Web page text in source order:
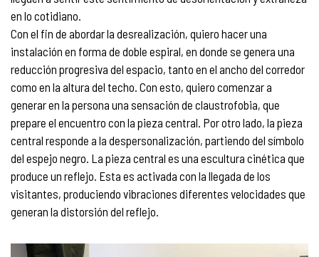
en lo cotidiano.
Con el fin de abordar la desrealización, quiero hacer una
instalación en forma de doble espiral, en donde se genera una
reducción progresiva del espacio, tanto en el ancho del corredor
como en la altura del techo. Con esto, quiero comenzar a
generar en la persona una sensación de claustrofobia, que
prepare el encuentro con la pieza central. Por otro lado, la pieza
central responde a la despersonalización, partiendo del símbolo
del espejo negro. La pieza central es una escultura cinética que
produce un reflejo. Esta es activada con la llegada de los
visitantes, produciendo vibraciones diferentes velocidades que
generan la distorsión del reflejo.